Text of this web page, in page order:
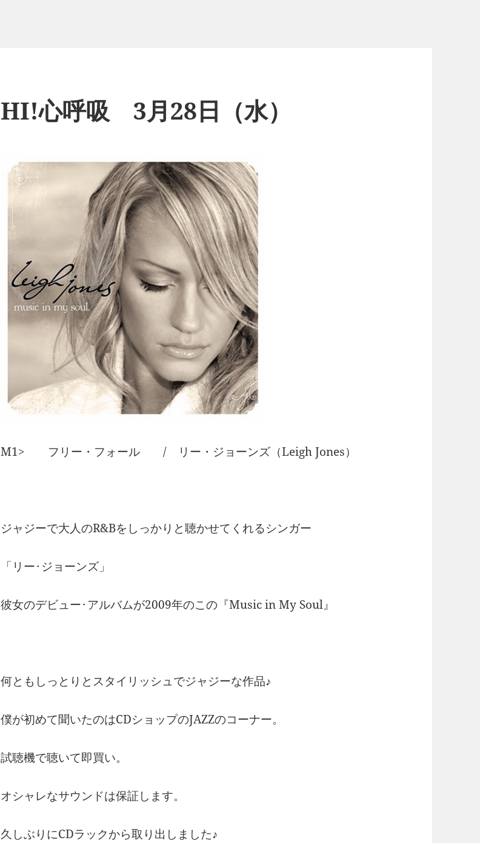
HI!心呼吸 3月28日（水）
M1> フリー・フォール / リー・ジョーンズ（Leigh Jones）
ジャジーで大人のR&Bをしっかりと聴かせてくれるシンガー
「リー･ジョーンズ」
彼女のデビュー･アルバムが2009年のこの『Music in My Soul』
何ともしっとりとスタイリッシュでジャジーな作品♪
僕が初めて聞いたのはCDショップのJAZZのコーナー。
試聴機で聴いて即買い。
オシャレなサウンドは保証します。
久しぶりにCDラックから取り出しました♪